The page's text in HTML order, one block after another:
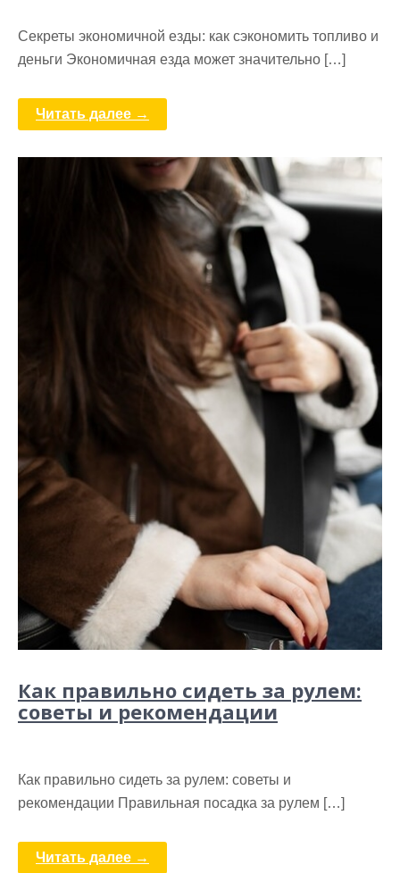
Секреты экономичной езды: как сэкономить топливо и
деньги Экономичная езда может значительно […]
Читать далее →
Как правильно сидеть за рулем:
советы и рекомендации
Как правильно сидеть за рулем: советы и
рекомендации Правильная посадка за рулем […]
Читать далее →